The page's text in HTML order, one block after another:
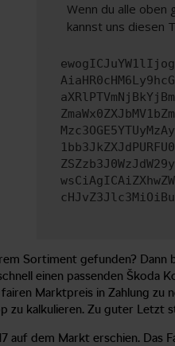
Wenn du alle oben
kannst uns diesen
Sortiment gefunden?
einen passenden Škoda
Marktpreis in Zahlung
zu kalkulieren. Zu guter Letzt
auf dem Markt erschien.